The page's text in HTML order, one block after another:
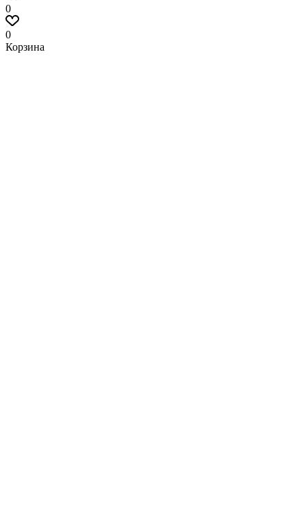
0
0
Корзина